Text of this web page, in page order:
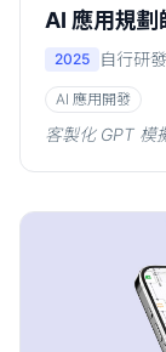
AI 應用規
2025 自行研發
AI 應用開發
客製化 GPT 模